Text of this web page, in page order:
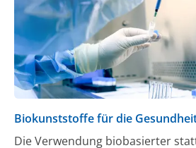
Biokunststoffe für die
Die Verwendung biobasierter